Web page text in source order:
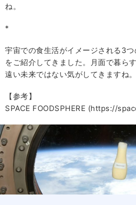
ね。
*
宇宙での食生活がイメージされる3
をご紹介してきました。月面で暮ら
遠い未来ではない気がしてきますね。
【参考】
SPACE FOODSPHERE (https://